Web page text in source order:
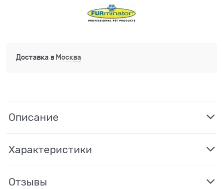
Доставка в Москва
Описание
Характеристики
Отзывы